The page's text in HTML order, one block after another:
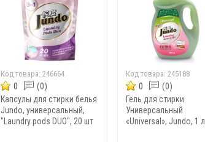
Код товара: 246664
0 (0)
Капсулы для стирки белья
Jundo, универсальный,
"Laundry pods DUO", 20 шт
Код товара:245188
0 (0)
Гель для стирки
Универсальный
«Universal», Jundo, 1 л